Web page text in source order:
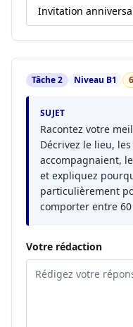
Tâche 2 Niveau B1
SUJET
Racontez votre
Décrivez le lieu,
accompagnaient,
et expliquez
particulièrement
comporter entre
Votre rédaction